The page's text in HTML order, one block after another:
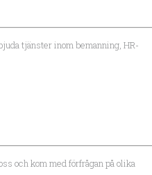
tjänster inom bemanning, HR-
och kom med förfrågan på olika